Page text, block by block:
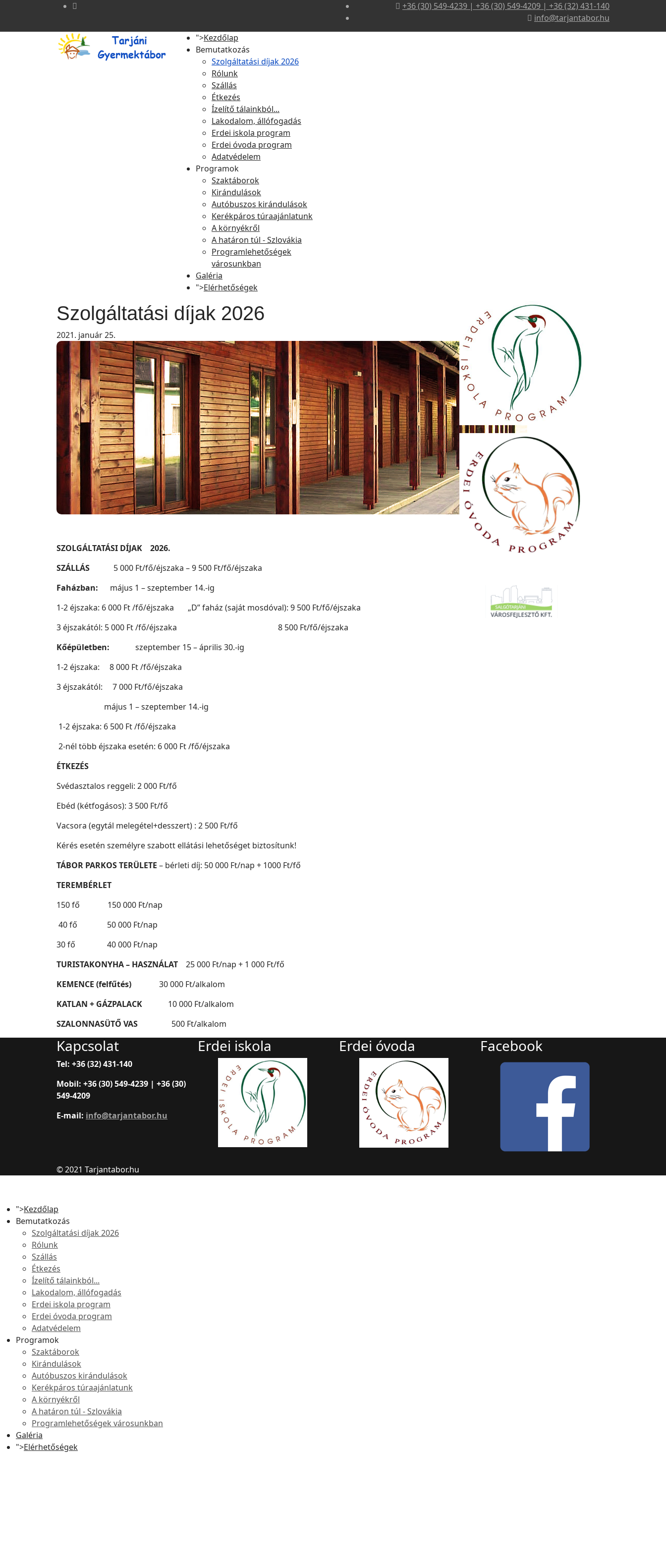
+36 (30) 549-4239 | +36 (30) 549-4209 | +36 (32) 431-140
info@tarjantabor.hu
">Kezdőlap
Bemutatkozás
Szolgáltatási díjak 2026
Rólunk
Szállás
Étkezés
Ízelítő tálainkból...
Lakodalom, állófogadás
Erdei iskola program
Erdei óvoda program
Adatvédelem
Programok
Szaktáborok
Kirándulások
Autóbuszos kirándulások
Kerékpáros túraajánlatunk
A környékről
A határon túl - Szlovákia
Programlehetőségek
városunkban
Galéria
">Elérhetőségek
Szolgáltatási díjak 2026
2021. január 25.
SZOLGÁLTATÁSI DÍJAK 2026.
SZÁLLÁS 5 000 Ft/fő/éjszaka – 9 500 Ft/fő/éjszaka
Faházban: május 1 – szeptember 14.-ig
1-2 éjszaka: 6 000 Ft /fő/éjszaka „D” faház (saját mosdóval): 9 500 Ft/fő/éjszaka
3 éjszakától: 5 000 Ft /fő/éjszaka 8 500 Ft/fő/éjszaka
Kőépületben: szeptember 15 – április 30.-ig
1-2 éjszaka: 8 000 Ft /fő/éjszaka
3 éjszakától: 7 000 Ft/fő/éjszaka
május 1 – szeptember 14.-ig
1-2 éjszaka: 6 500 Ft /fő/éjszaka
2-nél több éjszaka esetén: 6 000 Ft /fő/éjszaka
ÉTKEZÉS
Svédasztalos reggeli: 2 000 Ft/fő
Ebéd (kétfogásos): 3 500 Ft/fő
Vacsora (egytál melegétel+desszert) : 2 500 Ft/fő
Kérés esetén személyre szabott ellátási lehetőséget biztosítunk!
TÁBOR PARKOS TERÜLETE – bérleti díj: 50 000 Ft/nap + 1000 Ft/fő
TEREMBÉRLET
150 fő 150 000 Ft/nap
40 fő 50 000 Ft/nap
30 fő 40 000 Ft/nap
TURISTAKONYHA – HASZNÁLAT 25 000 Ft/nap + 1 000 Ft/fő
KEMENCE (felfűtés) 30 000 Ft/alkalom
KATLAN + GÁZPALACK 10 000 Ft/alkalom
SZALONNASÜTŐ VAS 500 Ft/alkalom
Kapcsolat
Tel: +36 (32) 431-140
Mobil: +36 (30) 549-4239 | +36 (30)
549-4209
E-mail: info@tarjantabor.hu
Erdei iskola Erdei óvoda Facebook
© 2021 Tarjantabor.hu
">Kezdőlap
Bemutatkozás
Szolgáltatási díjak 2026
Rólunk
Szállás
Étkezés
Ízelítő tálainkból...
Lakodalom, állófogadás
Erdei iskola program
Erdei óvoda program
Adatvédelem
Programok
Szaktáborok
Kirándulások
Autóbuszos kirándulások
Kerékpáros túraajánlatunk
A környékről
A határon túl - Szlovákia
Programlehetőségek városunkban
Galéria
">Elérhetőségek